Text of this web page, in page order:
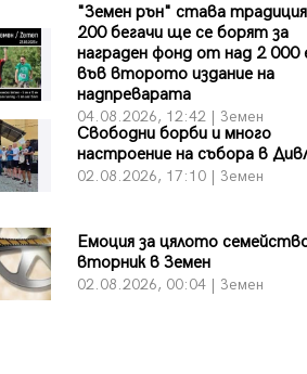
"Земен рън" става
200 бегачи ще се борят за
награден фонд от над 2 000
във второто издание на
надпреварата
04.08.2026, 12:42 | Земен
Свободни борби и много
настроение на събора в
02.08.2026, 17:10 | Земен
Емоция за цялото
вторник в Земен
02.08.2026, 00:04 | Земен